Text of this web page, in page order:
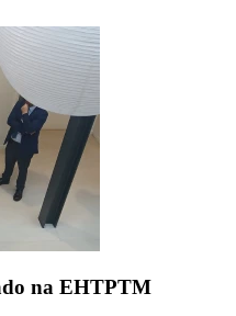
na EHTPTM